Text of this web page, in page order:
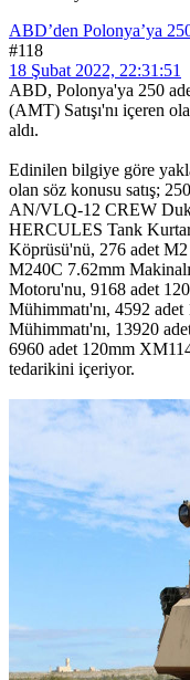
ABD’den Polonya’ya
#118
18 Şubat 2022, 22:31:51
ABD, Polonya'ya 250
(AMT) Satışı'nı içeren
aldı.
Edinilen bilgiye göre
olan söz konusu satış;
AN/VLQ-12 CREW
HERCULES Tank
Köprüsü'nü, 276 adet
M240C 7.62mm
Motoru'nu, 9168 adet
Mühimmatı'nı, 4592
Mühimmatı'nı, 13920
6960 adet 120mm
tedarikini içeriyor.